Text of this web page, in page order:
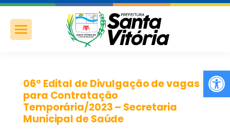
06º Edital de Divulgação de vagas
para Contratação
Temporária/2023 – Secretaria
Municipal de Saúde